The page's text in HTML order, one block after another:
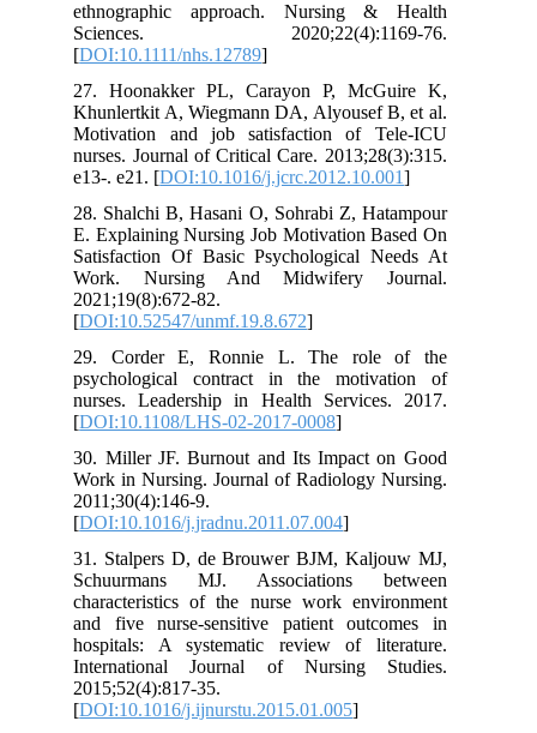
ethnographic approach. Nursing & Health
Sciences. 2020;22(4):1169-76.
[DOI:10.1111/nhs.12789
27. Hoonakker PL, Carayon P, McGuire K,
Khunlertkit A, Wiegmann DA, Alyousef B, et al.
Motivation and job satisfaction of Tele-ICU
nurses. Journal of Critical Care. 2013;28(3):315.
e13-. e21. [DOI:10.1016/j.jcrc.2012.10.001
28. Shalchi B, Hasani O, Sohrabi Z, Hatampour
E. Explaining Nursing Job Motivation Based On
Satisfaction Of Basic Psychological Needs At
Work. Nursing And Midwifery Journal.
2021;19(8):672-82.
[DOI:10.52547/unmf.19.8.672
29. Corder E, Ronnie L. The role of the
psychological contract in the motivation of
nurses. Leadership in Health Services. 2017.
[DOI:10.1108/LHS-02-2017-0008
30. Miller JF. Burnout and Its Impact on Good
Work in Nursing. Journal of Radiology Nursing.
2011;30(4):146-9.
[DOI:10.1016/j.jradnu.2011.07.004
31. Stalpers D, de Brouwer BJM, Kaljouw MJ,
Schuurmans MJ. Associations between
characteristics of the nurse work environment
and five nurse-sensitive patient outcomes in
hospitals: A systematic review of literature.
International Journal of Nursing Studies.
2015;52(4):817-35.
[DOI:10.1016/j.ijnurstu.2015.01.005